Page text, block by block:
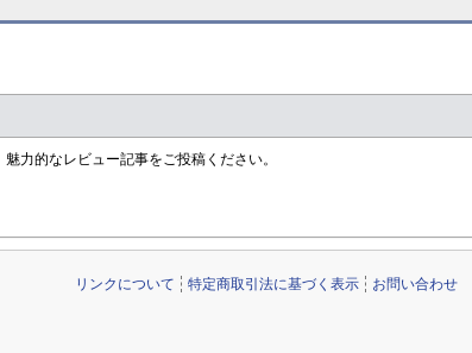
力的なレビュー記事をご投稿ください。
リンクについて 特定商取引法に基づく表示 お問い合わせ